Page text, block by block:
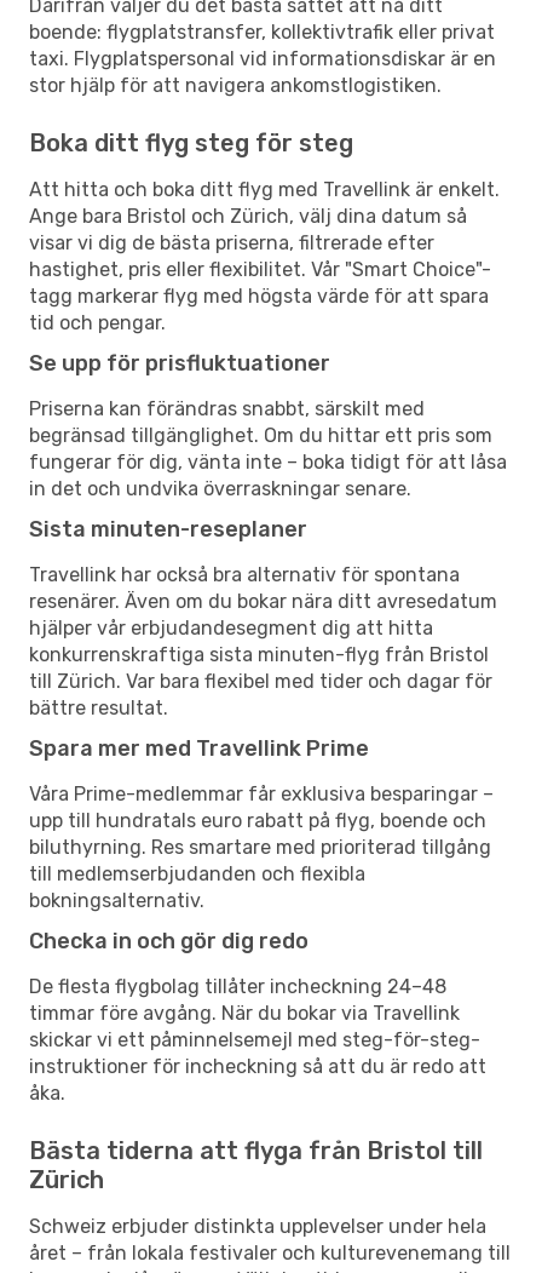
Därifrån väljer du det bästa sättet att nå ditt
boende: flygplatstransfer, kollektivtrafik eller privat
taxi. Flygplatspersonal vid informationsdiskar är en
stor hjälp för att navigera ankomstlogistiken.
Boka ditt flyg steg för steg
Att hitta och boka ditt flyg med Travellink är enkelt.
Ange bara Bristol och Zürich, välj dina datum så
visar vi dig de bästa priserna, filtrerade efter
hastighet, pris eller flexibilitet. Vår "Smart Choice"-
tagg markerar flyg med högsta värde för att spara
tid och pengar.
Se upp för prisfluktuationer
Priserna kan förändras snabbt, särskilt med
begränsad tillgänglighet. Om du hittar ett pris som
fungerar för dig, vänta inte – boka tidigt för att låsa
in det och undvika överraskningar senare.
Sista minuten-reseplaner
Travellink har också bra alternativ för spontana
resenärer. Även om du bokar nära ditt avresedatum
hjälper vår erbjudandesegment dig att hitta
konkurrenskraftiga sista minuten-flyg från Bristol
till Zürich. Var bara flexibel med tider och dagar för
bättre resultat.
Spara mer med Travellink Prime
Våra Prime-medlemmar får exklusiva besparingar –
upp till hundratals euro rabatt på flyg, boende och
biluthyrning. Res smartare med prioriterad tillgång
till medlemserbjudanden och flexibla
bokningsalternativ.
Checka in och gör dig redo
De flesta flygbolag tillåter incheckning 24–48
timmar före avgång. När du bokar via Travellink
skickar vi ett påminnelsemejl med steg-för-steg-
instruktioner för incheckning så att du är redo att
åka.
Bästa tiderna att flyga från Bristol till
Zürich
Schweiz erbjuder distinkta upplevelser under hela
året – från lokala festivaler och kulturevenemang till